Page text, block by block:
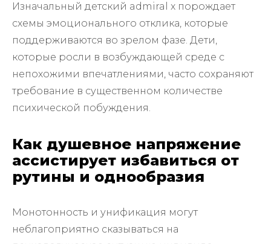
Изначальный детский admiral x порождает
схемы эмоционального отклика, которые
поддерживаются во зрелом фазе. Дети,
которые росли в возбуждающей среде с
непохожими впечатлениями, часто сохраняют
требование в существенном количестве
психической побуждения.
Как душевное напряжение
ассистирует избавиться от
рутины и однообразия
Монотонность и унификация могут
неблагоприятно сказываться на